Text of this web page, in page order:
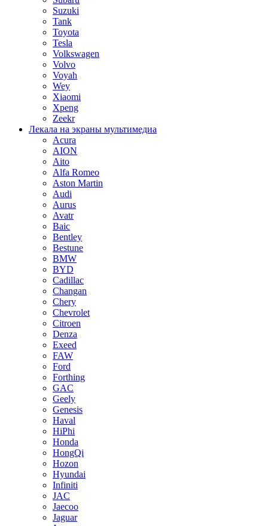
Suzuki
Tank
Toyota
Tesla
Volkswagen
Volvo
Voyah
Wey
Xiaomi
Xpeng
Zeekr
Лекала на экраны мультимедиа
Acura
AION
Aito
Alfa Romeo
Aston Martin
Audi
Aurus
Avatr
Baic
Bentley
Bestune
BMW
BYD
Cadillac
Changan
Chery
Chevrolet
Citroen
Denza
Exeed
FAW
Ford
Forthing
GAC
Geely
Genesis
Haval
HiPhi
Honda
HongQi
Hozon
Hyundai
Infiniti
JAC
Jaecoo
Jaguar